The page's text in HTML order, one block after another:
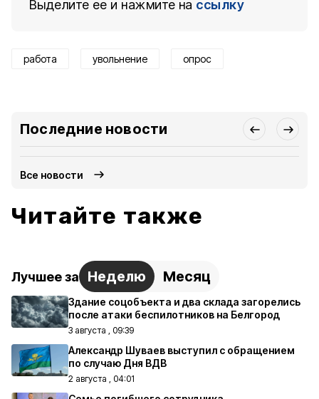
Выделите ее и нажмите на ссылку
работа увольнение опрос
Последние новости
Все новости
Читайте также
Лучшее за Неделю Месяц
Здание соцобъекта и два склада загорелись
после атаки беспилотников на Белгород
3 августа , 09:39
Александр Шуваев выступил с обращением
по случаю Дня ВДВ
2 августа , 04:01